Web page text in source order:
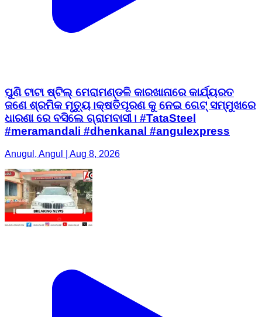
ପୁଣି ଟାଟା ଷ୍ଟିଲ୍ ମେରାମଣ୍ଡଳି କାରଖାନାରେ କାର୍ଯ୍ୟରତ
ଜଣେ ଶ୍ରମିକ ମୃତ୍ୟୁ।କ୍ଷତିପୂରଣ କୁ ନେଇ ଗେଟ୍ ସମ୍ମୁଖରେ
ଧାରଣା ରେ ବସିଲେ ଗ୍ରାମବାସୀ। #TataSteel
#meramandali #dhenkanal #angulexpress
Anugul, Angul | Aug 8, 2026